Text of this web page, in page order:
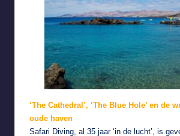
‘The Cathedral’, ‘The Blue Hole’ en de
oude haven
Safari Diving, al 35 jaar ‘in de lucht’, is